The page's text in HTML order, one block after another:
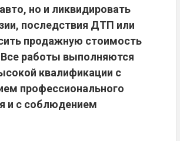
но и ликвидировать
последствия ДТП или
продажную стоимость
работы выполняются
квалификации с
профессионального
и с соблюдением